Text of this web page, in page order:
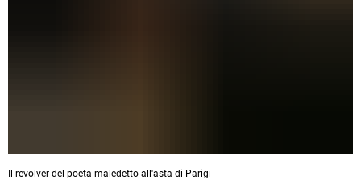
Il revolver del poeta maledetto all'asta di Parigi